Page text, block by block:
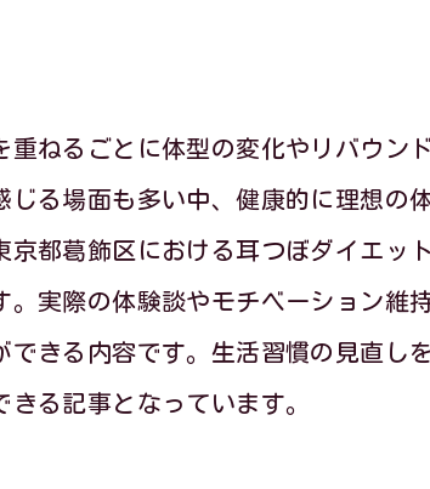
ねるごとに体型の変化やリバウン
る場面も多い中、健康的に理想の
都葛飾区における耳つぼダイエッ
実際の体験談やモチベーション維
きる内容です。生活習慣の見直し
る記事となっています。